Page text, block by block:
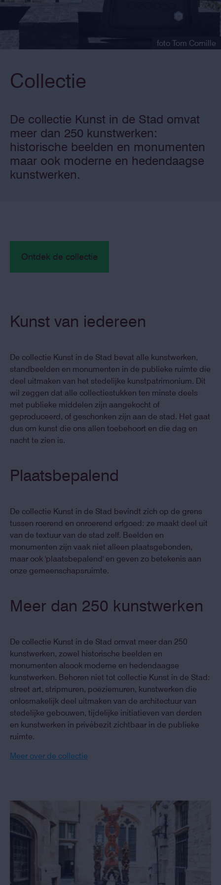
foto Tom Cornille
Collectie
De collectie Kunst in de Stad omvat
meer dan 250 kunstwerken:
historische beelden en monumenten
maar ook moderne en hedendaagse
kunstwerken.
Ontdek de collectie
Kunst van iedereen
De collectie Kunst in de Stad bevat alle kunstwerken,
standbeelden en monumenten in de publieke ruimte die
deel uitmaken van het stedelijke kunstpatrimonium. Dit
wil zeggen dat alle collectiestukken ten minste deels
met publieke middelen zijn aangekocht of
geproduceerd, of geschonken zijn aan de stad. Het gaat
dus om kunst die ons allen toebehoort en die dag en
nacht te zien is.
Plaatsbepalend
De collectie Kunst in de Stad bevindt zich op de grens
tussen roerend en onroerend erfgoed: ze maakt deel uit
van de textuur van de stad zelf. Beelden en
monumenten zijn vaak niet alleen plaatsgebonden,
maar ook 'plaatsbepalend' en geven zo betekenis aan
onze gemeenschapsruimte.
Meer dan 250 kunstwerken
De collectie Kunst in de Stad omvat meer dan 250
kunstwerken, zowel historische beelden en
monumenten alsook moderne en hedendaagse
kunstwerken. Behoren niet tot collectie Kunst in de Stad:
street art, stripmuren, poëziemuren, kunstwerken die
onlosmakelijk deel uitmaken van de architectuur van
stedelijke gebouwen, tijdelijke initiatieven van derden
en kunstwerken in privébezit zichtbaar in de publieke
ruimte.
Meer over de collectie